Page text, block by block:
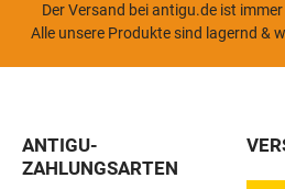
Der Versand bei antigu.de ist immer
Alle unsere Produkte sind lagernd &
ANTIGU-
ZAHLUNGSARTEN